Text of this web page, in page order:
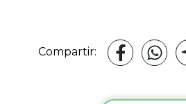
Compartir: